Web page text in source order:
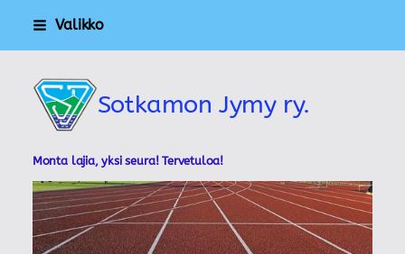
Siirry
Valikko
Sotkamon Jymy ry.
Monta lajia, yksi seura! Tervetuloa!